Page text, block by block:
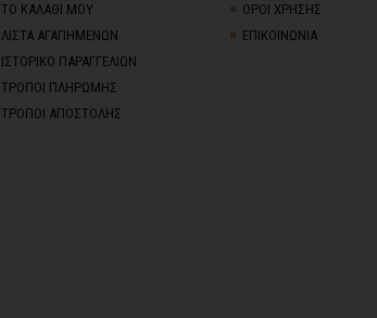
ΤΟ ΚΑΛΑΘΙ ΜΟΥ
ΛΙΣΤΑ ΑΓΑΠΗΜΕΝΩΝ
ΙΣΤΟΡΙΚΟ ΠΑΡΑΓΓΕΛΙΩΝ
ΤΡΟΠΟΙ ΠΛΗΡΩΜΗΣ
ΤΡΟΠΟΙ ΑΠΟΣΤΟΛΗΣ
ΟΡΟΙ ΧΡΗΣΗΣ
ΕΠΙΚΟΙΝΩΝΙΑ